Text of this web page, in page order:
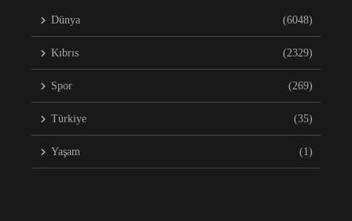
Dünya (6048)
Kıbrıs (2329)
Spor (269)
Türkiye (35)
Yaşam (1)